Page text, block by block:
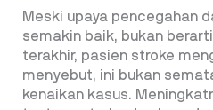
Meski upaya pencegahan
semakin baik, bukan
terakhir, pasien stroke
menyebut, ini bukan
kenaikan kasus.